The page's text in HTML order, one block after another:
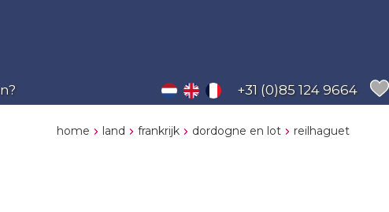
+31 (0)85 124 9664
home land frankrijk dordogne en lot reilhaguet